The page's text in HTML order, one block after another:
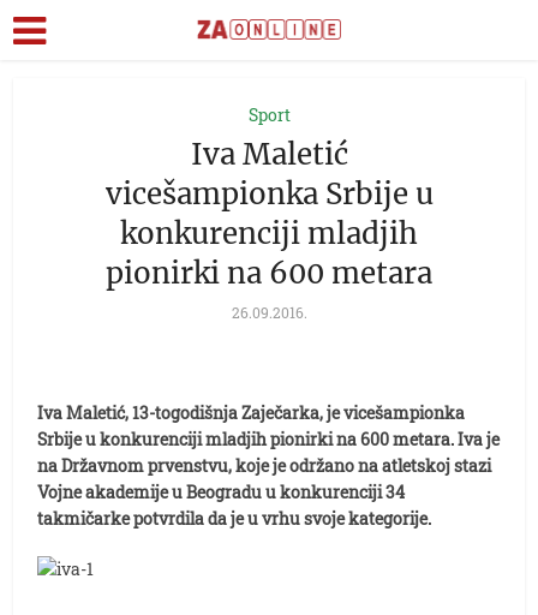
Sport
Iva Maletić
vicešampionka Srbije u
konkurenciji mladjih
pionirki na 600 metara
26.09.2016.
Iva Maletić, 13-togodišnja Zaječarka, je vicešampionka
Srbije u konkurenciji mladjih pionirki na 600 metara. Iva je
na Državnom prvenstvu, koje je održano na atletskoj stazi
Vojne akademije u Beogradu u konkurenciji 34
takmičarke potvrdila da je u vrhu svoje kategorije.